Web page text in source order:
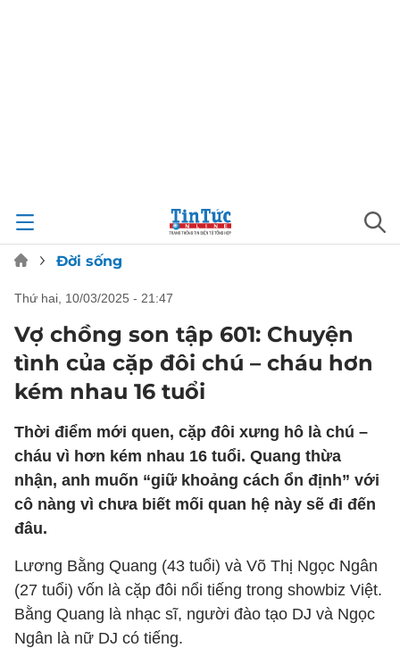
Đời sống
thứ hai, 10/03/2025 - 21:47
Vợ chồng son tập 601: Chuyện
tình của cặp đôi chú – cháu hơn
kém nhau 16 tuổi
Thời điểm mới quen, cặp đôi xưng hô là chú –
cháu vì hơn kém nhau 16 tuổi. Quang thừa
nhận, anh muốn “giữ khoảng cách ổn định” với
cô nàng vì chưa biết mối quan hệ này sẽ đi đến
đâu.
Lương Bằng Quang (43 tuổi) và Võ Thị Ngọc Ngân
(27 tuổi) vốn là cặp đôi nổi tiếng trong showbiz Việt.
Bằng Quang là nhạc sĩ, người đào tạo DJ và Ngọc
Ngân là nữ DJ có tiếng.